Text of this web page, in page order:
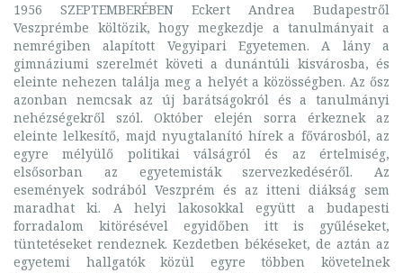
1956 SZEPTEMBERÉBEN Eckert Andrea Budapestről
Veszprémbe költözik, hogy megkezdje a tanulmányait a
nemrégiben alapított Vegyipari Egyetemen. A lány a
gimnáziumi szerelmét követi a dunántúli kisvárosba, és
eleinte nehezen találja meg a helyét a közösségben. Az ősz
azonban nemcsak az új barátságokról és a tanulmányi
nehézségekről szól. Október elején sorra érkeznek az
eleinte lelkesítő, majd nyugtalanító hírek a fővárosból, az
egyre mélyülő politikai válságról és az értelmiség,
elsősorban az egyetemisták szervezkedéséről. Az
események sodrából Veszprém és az itteni diákság sem
maradhat ki. A helyi lakosokkal együtt a budapesti
forradalom kitörésével egyidőben itt is gyűléseket,
tüntetéseket rendeznek. Kezdetben békéseket, de aztán az
egyetemi hallgatók közül egyre többen követelnek